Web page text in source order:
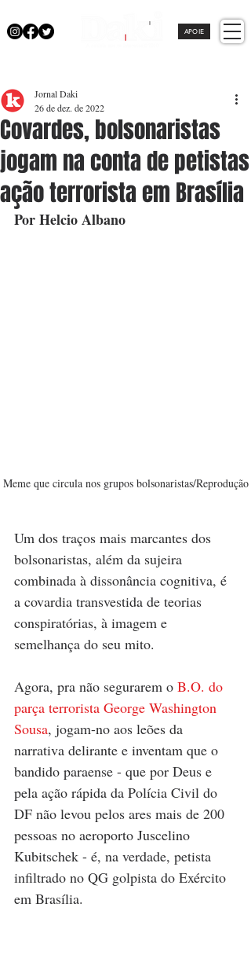
APOIE
Covardes, bolsonaristas
jogam na conta de petistas
ação terrorista em Brasília
Jornal Daki
26 de dez. de 2022
Por Helcio Albano
Meme que circula nos grupos bolsonaristas/Reprodução
Um dos traços mais marcantes dos
bolsonaristas, além da sujeira
combinada à dissonância cognitiva, é
a covardia transvestida de teorias
conspiratórias, à imagem e
semelhança do seu mito.
Agora, pra não segurarem o B.O. do
parça terrorista George Washington
Sousa, jogam-no aos leões da
narrativa delirante e inventam que o
bandido paraense - que por Deus e
pela ação rápida da Polícia Civil do
DF não levou pelos ares mais de 200
pessoas no aeroporto Juscelino
Kubitschek - é, na verdade, petista
infiltrado no QG golpista do Exército
em Brasília.